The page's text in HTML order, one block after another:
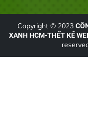
Copyright © 2023
XANH HCM-THẾT KẾ